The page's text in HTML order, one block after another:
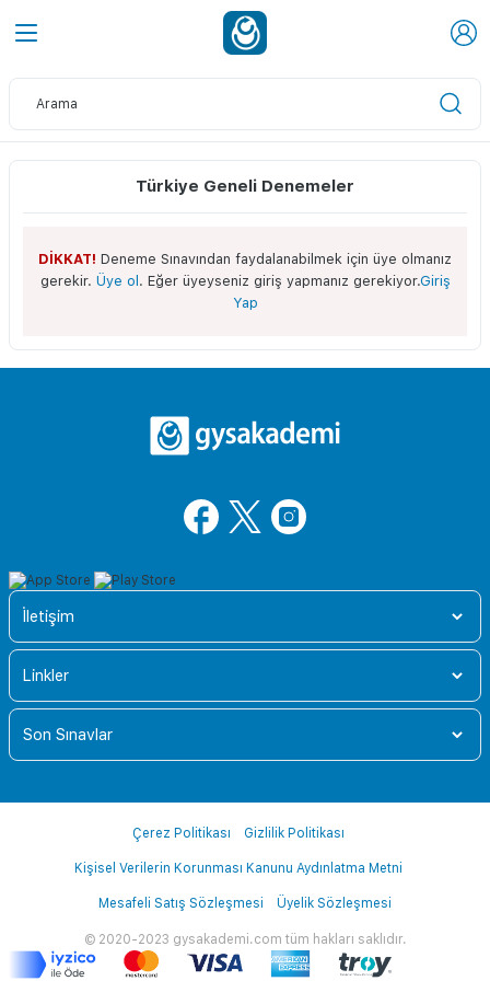
Türkiye Geneli Denemeler
DİKKAT! Deneme Sınavından faydalanabilmek için üye olmanız
gerekir. Üye ol . Eğer üyeyseniz giriş yapmanız gerekiyor.Giriş
Yap
İletişim
Linkler
Son Sınavlar
© 2020-2023 gysakademi.com tüm hakları saklıdır.
Çerez Politikası Gizlilik Politikası
Kişisel Verilerin Korunması Kanunu Aydınlatma Metni
Mesafeli Satış Sözleşmesi Üyelik Sözleşmesi